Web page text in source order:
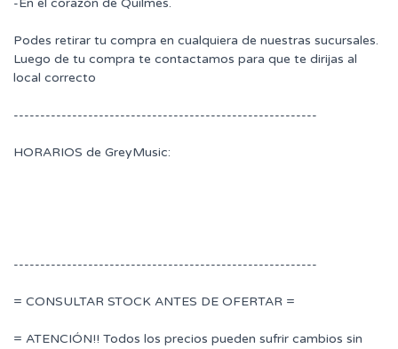
-En el corazón de Quilmes.
Podes retirar tu compra en cualquiera de nuestras sucursales.
Luego de tu compra te contactamos para que te dirijas al
local correcto
---------------------------------------------------------
HORARIOS de GreyMusic:
---------------------------------------------------------
= CONSULTAR STOCK ANTES DE OFERTAR =
= ATENCIÓN!! Todos los precios pueden sufrir cambios sin